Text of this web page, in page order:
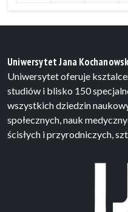
Uniwersytet Jana
Uniwersytet oferuje
studiów i blisko 150
wszystkich dziedzin
społecznych, nauk
ścisłych i przyrodniczych,